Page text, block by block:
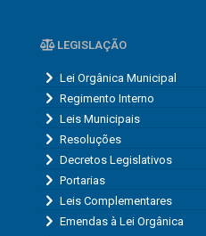
LEGISLAÇÃO
Lei Orgânica Municipal
Regimento Interno
Leis Municipais
Resoluções
Decretos Legislativos
Portarias
Leis Complementares
Emendas à Lei Orgânica